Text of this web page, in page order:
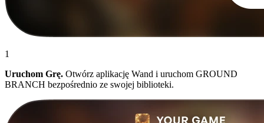
1
Uruchom Grę. Otwórz aplikację Wand i uruchom GROUND
BRANCH bezpośrednio ze swojej biblioteki.